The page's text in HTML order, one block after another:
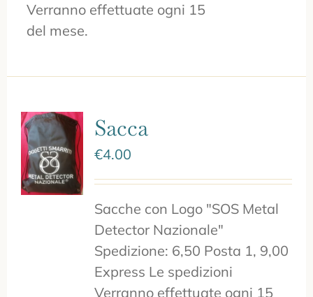
Verranno effettuate ogni 15
del mese.
Sacca
€4.00
Sacche con Logo "SOS Metal
Detector Nazionale"
Spedizione: 6,50 Posta 1, 9,00
Express Le spedizioni
Verranno effettuate ogni 15